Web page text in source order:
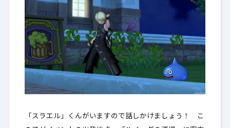
「スラエル」くんがいますので話しかけましょう！ こ